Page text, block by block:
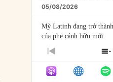
05/08/2026
Mỹ Latinh đang trở
của phe cánh hữu mới
04/08/2026
Tại sao Trung Quốc
Ngoại trưởng Nhật Bản?
PREVIOUS
EPISODE